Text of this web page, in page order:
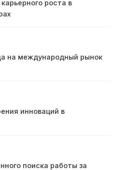
роста в
на международный рынок
инноваций в
поиска работы за